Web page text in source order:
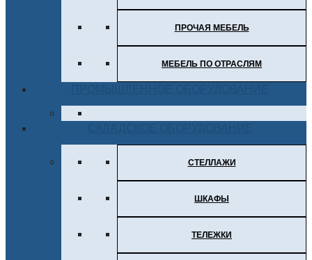
ПРОЧАЯ МЕБЕЛЬ
МЕБЕЛЬ ПО ОТРАСЛЯМ
СТЕЛЛАЖИ
ШКАФЫ
ТЕЛЕЖКИ